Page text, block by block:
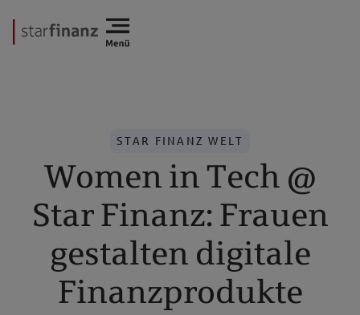
STAR FINANZ WELT
Women in Tech @
Star Finanz: Frauen
gestalten digitale
Finanzprodukte